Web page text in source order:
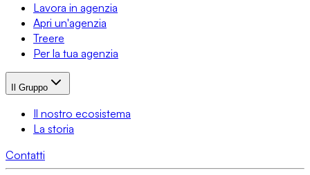
Lavora in agenzia
Apri un'agenzia
Treere
Per la tua agenzia
Il Gruppo
Il nostro ecosistema
La storia
Contatti